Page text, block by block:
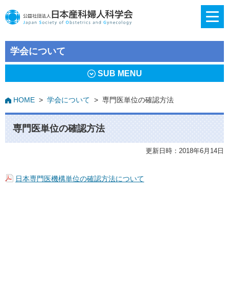
学会について
SUB MENU
HOME > 学会について > 専門医単位の確認方法
専門医単位の確認方法
更新日時：2018年6月14日
日本専門医機構単位の確認方法について